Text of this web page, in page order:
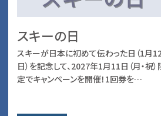
スキーの日
スキーが日本に初めて伝わった日（1月
日）を記念して、2027年1月11日（月・祝）
定でキャンペーンを開催！1回券を…